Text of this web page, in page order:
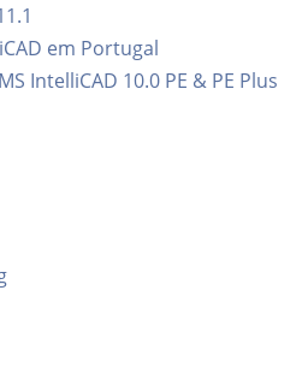
em Portugal
IntelliCAD 10.0 PE & PE Plus